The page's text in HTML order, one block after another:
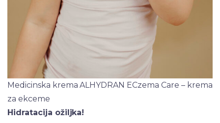
Medicinska krema ALHYDRAN ECzema Care – krema
za ekceme
Hidratacija ožiljka!